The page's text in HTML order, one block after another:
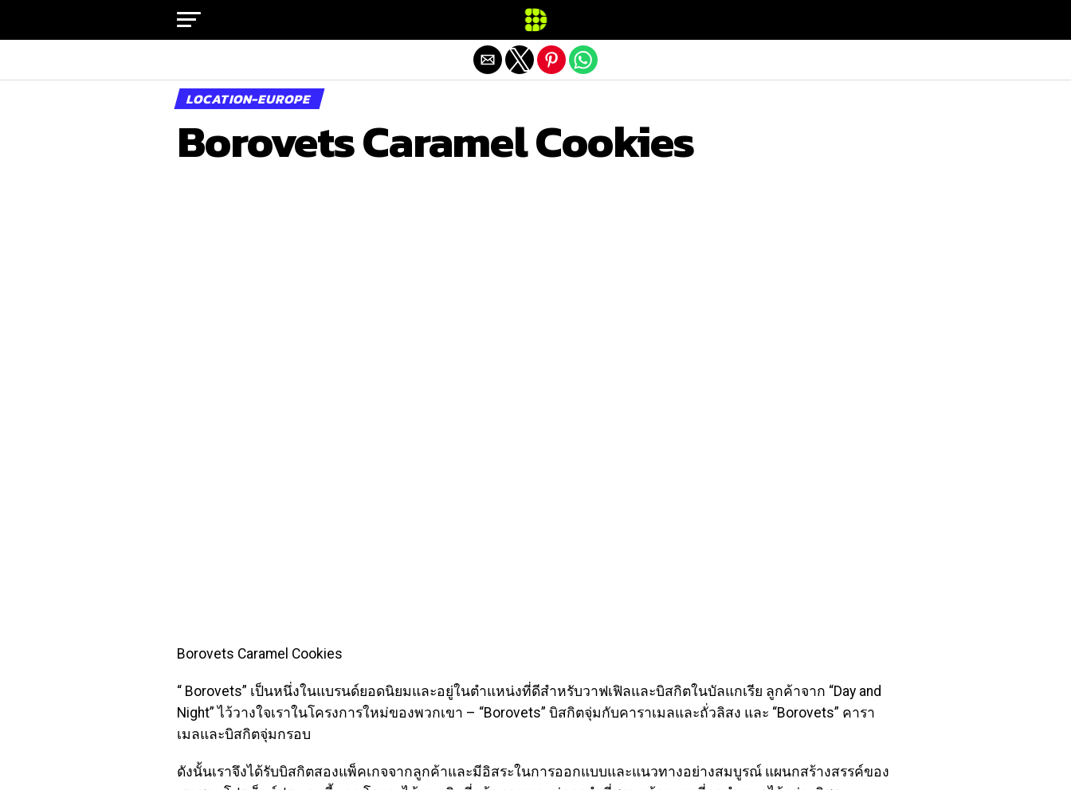
LOCATION-EUROPE
Borovets Caramel Cookies
Borovets Caramel Cookies
“ Borovets” เป็นหนึ่งในแบรนด์ยอดนิยมและอยู่ในตำแหน่งที่ดีสำหรับวาฟเฟิลและบิสกิตในบัลแกเรีย ลูกค้าจาก “Day and
Night” ไว้วางใจเราในโครงการใหม่ของพวกเขา – “Borovets” บิสกิตจุ่มกับคาราเมลและถั่วลิสง และ “Borovets” คารา
เมลและบิสกิตจุ่มกรอบ
ดังนั้นเราจึงได้รับบิสกิตสองแพ็คเกจจากลูกค้าและมีอิสระในการออกแบบและแนวทางอย่างสมบูรณ์ แผนกสร้างสรรค์ของ
Exit mobile version